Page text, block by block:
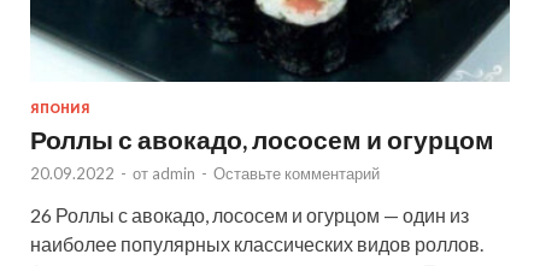
ЯПОНИЯ
Роллы с авокадо, лососем и огурцом
20.09.2022 - от admin - Оставьте комментарий
26 Роллы с авокадо, лососем и огурцом — один из
наиболее популярных классических видов роллов.